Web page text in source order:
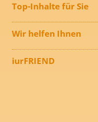
Top-Inhalte für Sie
Wir helfen Ihnen
iurFRIEND